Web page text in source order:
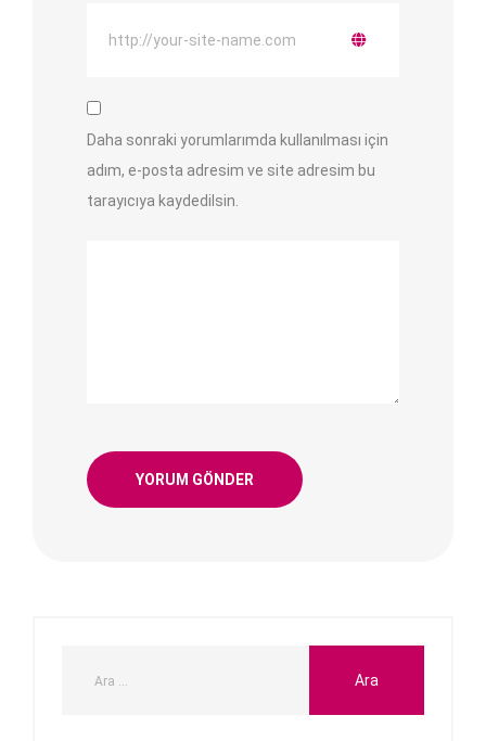
Daha sonraki yorumlarımda kullanılması için
adım, e-posta adresim ve site adresim bu
tarayıcıya kaydedilsin.